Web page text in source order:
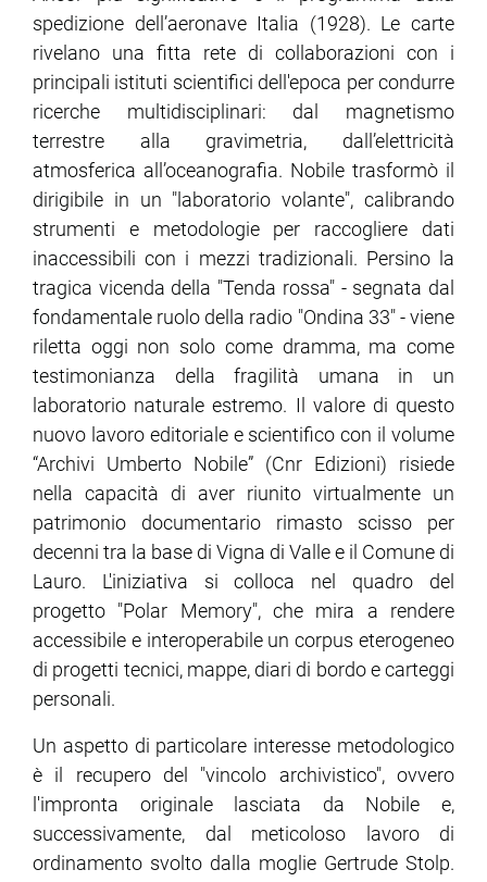
spedizione dell’aeronave Italia (1928). Le carte
rivelano una fitta rete di collaborazioni con i
principali istituti scientifici dell'epoca per condurre
ricerche multidisciplinari: dal magnetismo
terrestre alla gravimetria, dall’elettricità
atmosferica all’oceanografia. Nobile trasformò il
dirigibile in un "laboratorio volante", calibrando
strumenti e metodologie per raccogliere dati
inaccessibili con i mezzi tradizionali. Persino la
tragica vicenda della "Tenda rossa" - segnata dal
fondamentale ruolo della radio "Ondina 33" - viene
riletta oggi non solo come dramma, ma come
testimonianza della fragilità umana in un
laboratorio naturale estremo. Il valore di questo
nuovo lavoro editoriale e scientifico con il volume
“Archivi Umberto Nobile” (Cnr Edizioni) risiede
nella capacità di aver riunito virtualmente un
patrimonio documentario rimasto scisso per
decenni tra la base di Vigna di Valle e il Comune di
Lauro. L'iniziativa si colloca nel quadro del
progetto "Polar Memory", che mira a rendere
accessibile e interoperabile un corpus eterogeneo
di progetti tecnici, mappe, diari di bordo e carteggi
personali.
Un aspetto di particolare interesse metodologico
è il recupero del "vincolo archivistico", ovvero
l'impronta originale lasciata da Nobile e,
successivamente, dal meticoloso lavoro di
ordinamento svolto dalla moglie Gertrude Stolp.